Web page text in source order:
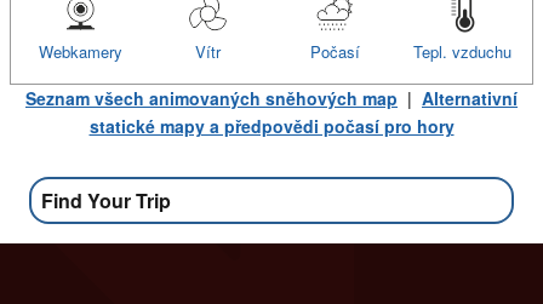
Tepl. vzduchu
Počasí
Vítr
Webkamery
Seznam všech animovaných sněhových map | Alternativní
statické mapy a předpovědi počasí pro hory
Find Your Trip